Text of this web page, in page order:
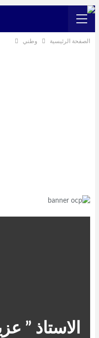
الصفحة الرئيسية وطني
الاستاذ ”